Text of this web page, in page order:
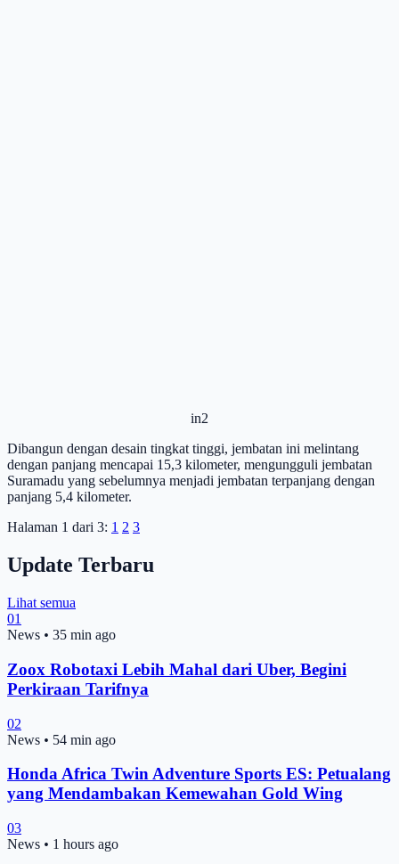
in2
Dibangun dengan desain tingkat tinggi, jembatan ini melintang
dengan panjang mencapai 15,3 kilometer, mengungguli jembatan
Suramadu yang sebelumnya menjadi jembatan terpanjang dengan
panjang 5,4 kilometer.
Halaman 1 dari 3: 1 2 3
Update Terbaru
Lihat semua
01
News • 35 min ago
Zoox Robotaxi Lebih Mahal dari Uber, Begini
Perkiraan Tarifnya
02
News • 54 min ago
Honda Africa Twin Adventure Sports ES: Petualang
yang Mendambakan Kemewahan Gold Wing
03
News • 1 hours ago